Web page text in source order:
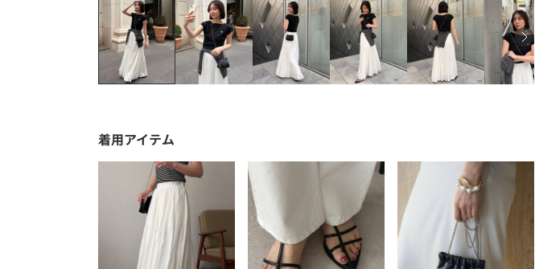
着用アイテム